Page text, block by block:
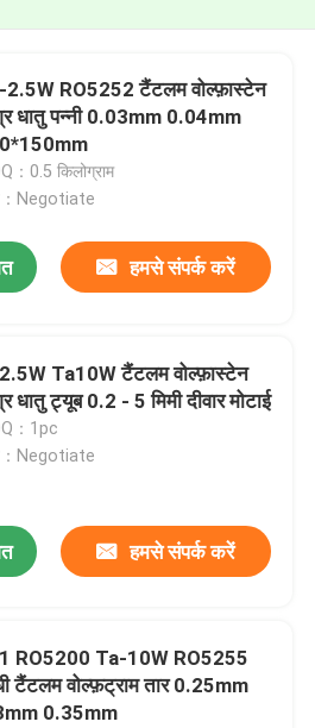
2.5W RO5252 टैंटलम वोल्फ़ास्टेन
धातु पन्नी 0.03mm 0.04mm
：0.5 किलोग्राम
：Negotiate
हमसे संपर्क करें
Ta10W टैंटलम वोल्फ़ास्टेन
धातु ट्यूब 0.2 - 5 मिमी दीवार मोटाई
：1pc
：Negotiate
हमसे संपर्क करें
RO5200 Ta-10W RO5255
टैंटलम वोल्फ़ट्राम तार 0.25mm
0.35mm